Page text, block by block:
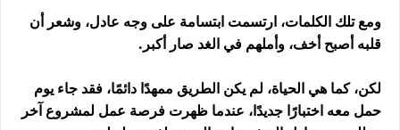
ومع تلك الكلمات، ارتسمت ابتسامة على وجه عادل، وشعر أن
قلبه أصبح أخف، وأملهم في الغد صار أكبر.
لكن، كما هي الحياة، لم يكن الطريق ممهدًا دائمًا، فقد جاء يوم
حمل معه اختبارًا جديدًا، عندما ظهرت فرصة عمل لمشروع آخر